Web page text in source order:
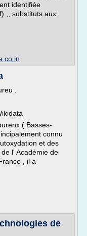
identifiée
,, substituts aux
.
( Basses-
connu
et des
l' Académie de
, il a
de